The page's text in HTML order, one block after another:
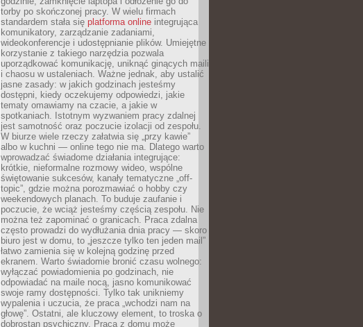
torby po skończonej pracy. W wielu firmach
standardem stała się platforma online integrująca
komunikatory, zarządzanie zadaniami,
wideokonferencje i udostępnianie plików. Umiejętne
korzystanie z takiego narzędzia pozwala
uporządkować komunikację, uniknąć ginących maili
i chaosu w ustaleniach. Ważne jednak, aby ustalić
jasne zasady: w jakich godzinach jesteśmy
dostępni, kiedy oczekujemy odpowiedzi, jakie
tematy omawiamy na czacie, a jakie w
spotkaniach. Istotnym wyzwaniem pracy zdalnej
jest samotność oraz poczucie izolacji od zespołu.
W biurze wiele rzeczy załatwia się „przy kawie”
albo w kuchni — online tego nie ma. Dlatego warto
wprowadzać świadome działania integrujące:
krótkie, nieformalne rozmowy wideo, wspólne
świętowanie sukcesów, kanały tematyczne „off-
topic”, gdzie można porozmawiać o hobby czy
weekendowych planach. To buduje zaufanie i
poczucie, że wciąż jesteśmy częścią zespołu. Nie
można też zapominać o granicach. Praca zdalna
często prowadzi do wydłużania dnia pracy — skoro
biuro jest w domu, to „jeszcze tylko ten jeden mail”
łatwo zamienia się w kolejną godzinę przed
ekranem. Warto świadomie bronić czasu wolnego:
wyłączać powiadomienia po godzinach, nie
odpowiadać na maile nocą, jasno komunikować
swoje ramy dostępności. Tylko tak unikniemy
wypalenia i uczucia, że praca „wchodzi nam na
głowę”. Ostatni, ale kluczowy element, to troska o
dobrostan psychiczny. Praca z domu może